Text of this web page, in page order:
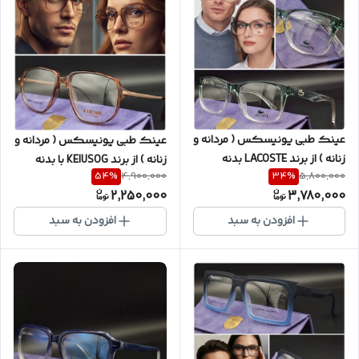
عینک طبی یونیسکس ( مردانه و
زنانه ) از برند LACOSTE بدنه
استیت ( ضمانتی ) سری اورجینال
شرکتی با پکیج کامل ( با
امکان سفارش ساخت عدسی با
نمره چشم شما ) کد LA6064
5,800,000
34%
3,780,000
افزودن به سبد
عینک طبی یونیسکس ( مردانه و
زنانه ) از برند KEIUSOG با بدنه
TR100 و نشکن با کیفیت
ضمانتی به همراه پکیج کامل ( با
امکان سفارش ساخت عدسی با
نمره چشم شما ) کد K9310
4,900,000
54%
2,250,000
افزودن به سبد